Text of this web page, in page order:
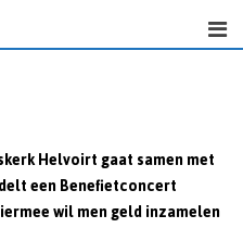
Helvoirt gaat samen met
een Benefietconcert
wil men geld inzamelen